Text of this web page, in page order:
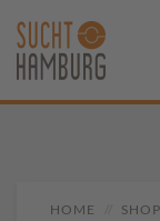
HOME SHOP